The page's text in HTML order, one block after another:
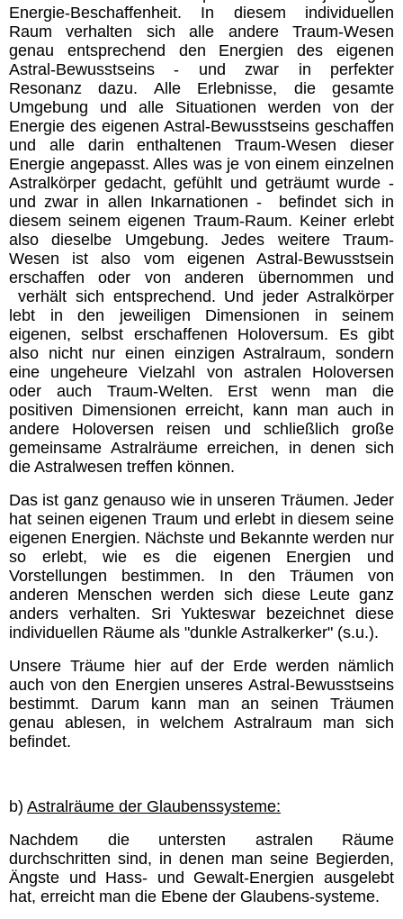
Energie-Beschaffenheit. In diesem individuellen
Raum verhalten sich alle andere Traum-Wesen
genau entsprechend den Energien des eigenen
Astral-Bewusstseins - und zwar in perfekter
Resonanz dazu. Alle Erlebnisse, die gesamte
Umgebung und alle Situationen werden von der
Energie des eigenen Astral-Bewusstseins geschaffen
und alle darin enthaltenen Traum-Wesen dieser
Energie angepasst. Alles was je von einem einzelnen
Astralkörper gedacht, gefühlt und geträumt wurde -
und zwar in allen Inkarnationen - befindet sich in
diesem seinem eigenen Traum-Raum. Keiner erlebt
also dieselbe Umgebung. Jedes weitere Traum-
Wesen ist also vom eigenen Astral-Bewusstsein
erschaffen oder von anderen übernommen und
verhält sich entsprechend. Und jeder Astralkörper
lebt in den jeweiligen Dimensionen in seinem
eigenen, selbst erschaffenen Holoversum. Es gibt
also nicht nur einen einzigen Astralraum, sondern
eine ungeheure Vielzahl von astralen Holoversen
oder auch Traum-Welten. Erst wenn man die
positiven Dimensionen erreicht, kann man auch in
andere Holoversen reisen und schließlich große
gemeinsame Astralräume erreichen, in denen sich
die Astralwesen treffen können.
Das ist ganz genauso wie in unseren Träumen. Jeder
hat seinen eigenen Traum und erlebt in diesem seine
eigenen Energien. Nächste und Bekannte werden nur
so erlebt, wie es die eigenen Energien und
Vorstellungen bestimmen. In den Träumen von
anderen Menschen werden sich diese Leute ganz
anders verhalten. Sri Yukteswar bezeichnet diese
individuellen Räume als "dunkle Astralkerker" (s.u.).
Unsere Träume hier auf der Erde werden nämlich
auch von den Energien unseres Astral-Bewusstseins
bestimmt. Darum kann man an seinen Träumen
genau ablesen, in welchem Astralraum man sich
befindet.
b) Astralräume der Glaubenssysteme:
Nachdem die untersten astralen Räume
durchschritten sind, in denen man seine Begierden,
Ängste und Hass- und Gewalt-Energien ausgelebt
hat, erreicht man die Ebene der Glaubens-systeme.